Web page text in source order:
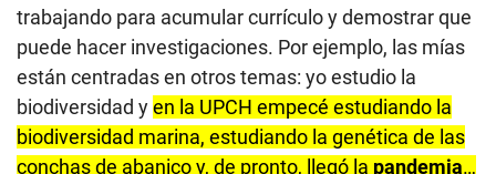
trabajando para acumular currículo y demostrar que
puede hacer investigaciones. Por ejemplo, las mías
están centradas en otros temas: yo estudio la
biodiversidad yen la UPCH empecé estudiando la
biodiversidad marina, estudiando la genética de las
conchas de abanico y, de pronto, llegó la pandemia…